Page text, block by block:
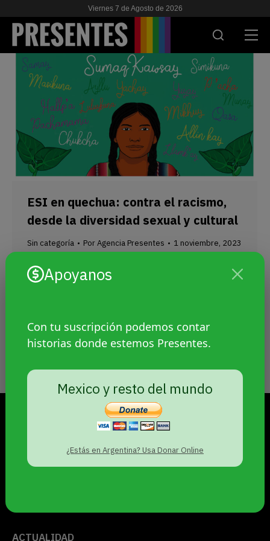
Viernes 7 de Agosto de 2026
ACTUALIDAD
INVESTIGACIONES
VIH & SIDA
ESCUELA
APOYANOS
Apoyanos
Con tu suscripción podemos contar
historias donde estemos Presentes.
Mexico y resto del mundo
¿Estás en Argentina? Usa Donar Online
ESI en quechua: contra el racismo,
desde la diversidad sexual y cultural
Sin categoría PorAgencia Presentes 1 noviembre, 2023
“La educación sexual integral siempre se
narró desde la perspectiva blanca”, dicen
propone una mirada intercultural de activa
agencia antirracista y busca incidir en las
aulas y movimientos feministas.
PRESENTES
ACTUALIDAD